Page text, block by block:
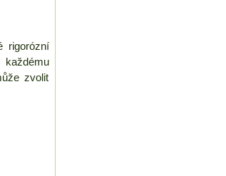
rigorózní
zvolit